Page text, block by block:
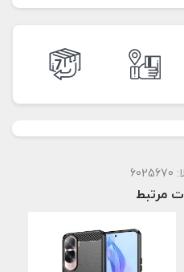
6025670
مرتبط